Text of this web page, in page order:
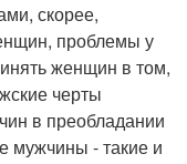
скорее,
проблемы у
женщин в том,
черты
в преобладании
мужчины - такие и